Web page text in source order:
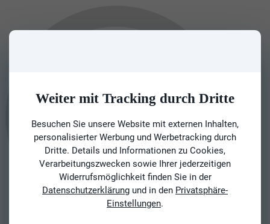
Weiter mit Tracking durch Dritte
Besuchen Sie unsere Website mit externen Inhalten,
personalisierter Werbung und Werbetracking durch
Dritte. Details und Informationen zu Cookies,
Verarbeitungszwecken sowie Ihrer jederzeitigen
Widerrufsmöglichkeit finden Sie in der
Datenschutzerklärung und in den Privatsphäre-
Einstellungen.